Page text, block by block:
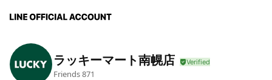
ラッキーマート南幌店
Friends871